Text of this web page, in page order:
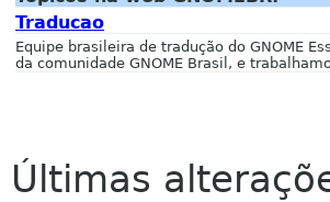
Traducao
Equipe brasileira de tradução do GNOME
da comunidade GNOME Brasil, e
Últimas